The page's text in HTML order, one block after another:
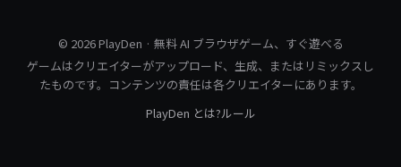
© 2026 PlayDen · 無料 AI ブラウザゲーム、すぐ遊べる
ゲームはクリエイターがアップロード、生成、またはリミックスし
たものです。コンテンツの責任は各クリエイターにあります。
PlayDen とは?ルール